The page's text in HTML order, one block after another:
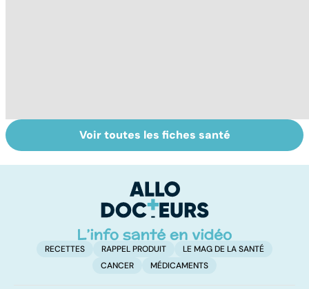
Comment
maîtriser le
Accident
vasculaire
également
touché
Voir toutes les fiches santé
RECETTES RAPPEL PRODUIT
LE MAG DE LA SANTÉ
CANCER
MÉDICAMENTS